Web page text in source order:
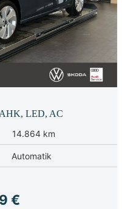
LED, AC
14.864 km
Automatik
€